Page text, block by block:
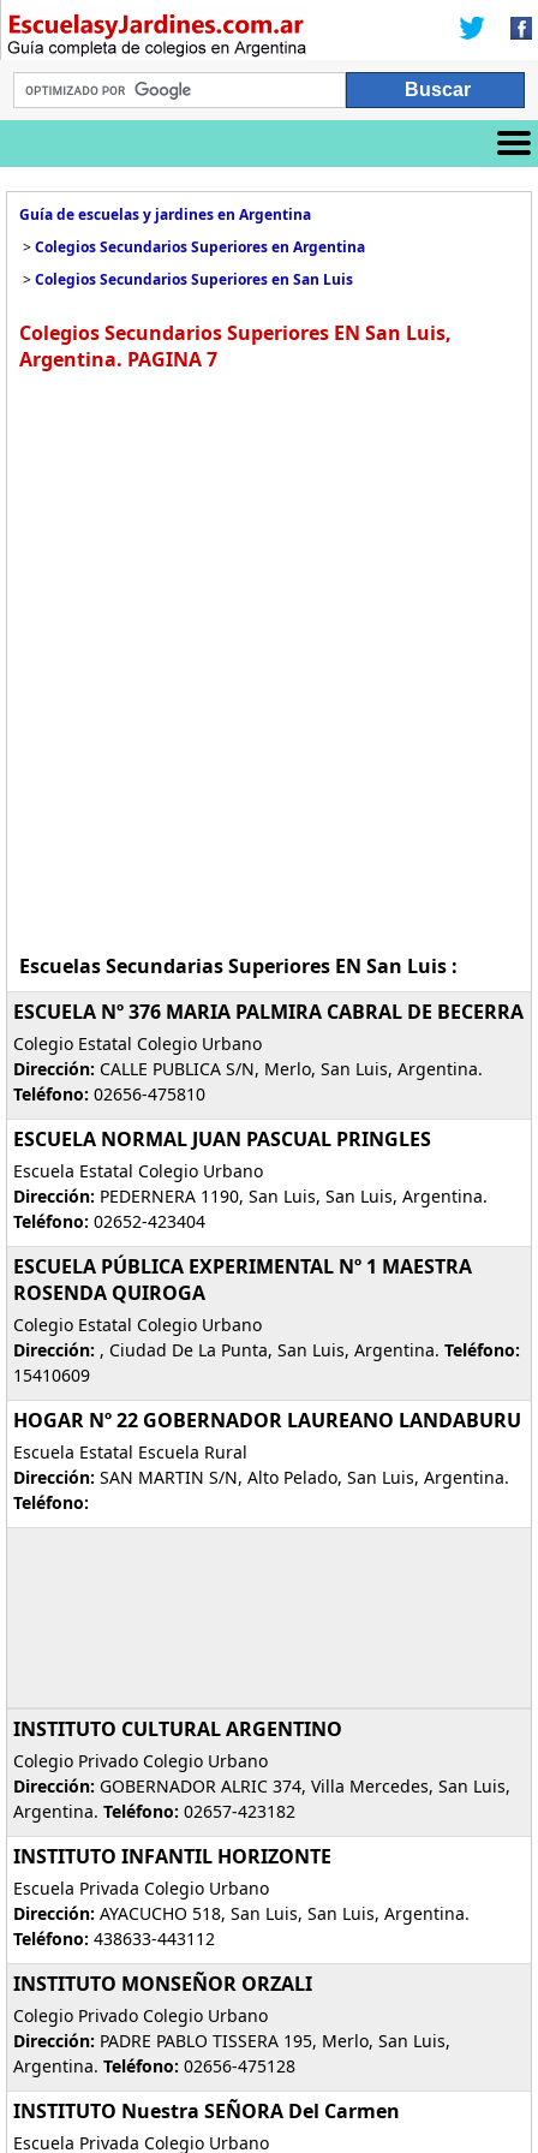
Guía de escuelas y jardines en Argentina
>Colegios Secundarios Superiores en Argentina
>Colegios Secundarios Superiores en San Luis
Colegios Secundarios Superiores EN San Luis,
Argentina. PAGINA 7
Escuelas Secundarias Superiores EN San Luis :
ESCUELA Nº 376 MARIA PALMIRA CABRAL DE BECERRA
Colegio Estatal Colegio Urbano
Dirección: CALLE PUBLICA S/N, Merlo, San Luis, Argentina.
Teléfono: 02656-475810
ESCUELA NORMAL JUAN PASCUAL PRINGLES
Escuela Estatal Colegio Urbano
Dirección: PEDERNERA 1190, San Luis, San Luis, Argentina.
Teléfono: 02652-423404
ESCUELA PÚBLICA EXPERIMENTAL Nº 1 MAESTRA
ROSENDA QUIROGA
Colegio Estatal Colegio Urbano
Dirección: , Ciudad De La Punta, San Luis, Argentina. Teléfono:
15410609
HOGAR Nº 22 GOBERNADOR LAUREANO LANDABURU
Escuela Estatal Escuela Rural
Dirección: SAN MARTIN S/N, Alto Pelado, San Luis, Argentina.
Teléfono:
INSTITUTO CULTURAL ARGENTINO
Colegio Privado Colegio Urbano
Dirección: GOBERNADOR ALRIC 374, Villa Mercedes, San Luis,
Argentina. Teléfono: 02657-423182
INSTITUTO INFANTIL HORIZONTE
Escuela Privada Colegio Urbano
Dirección: AYACUCHO 518, San Luis, San Luis, Argentina.
Teléfono: 438633-443112
INSTITUTO MONSEÑOR ORZALI
Colegio Privado Colegio Urbano
Dirección: PADRE PABLO TISSERA 195, Merlo, San Luis,
Argentina. Teléfono: 02656-475128
INSTITUTO Nuestra SEÑORA Del Carmen
Escuela Privada Colegio Urbano